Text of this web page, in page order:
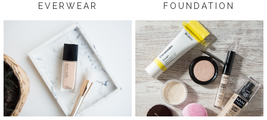
EVERWEAR
FOUNDATION